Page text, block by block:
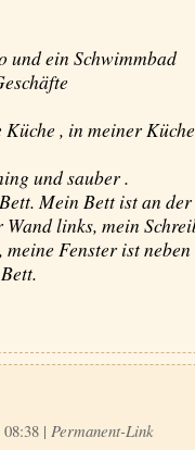
und ein Schwimmbad
, in meiner
und sauber .
Mein Bett ist an
links, mein
Fenster ist
| Permanent-Link